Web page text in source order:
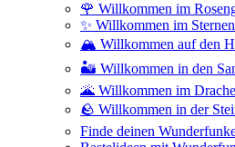
🌹 Willkommen im
✨ Willkommen im
🏔️ Willkommen auf den
🏜️ Willkommen in den
🌋 Willkommen im
🪨 Willkommen in der
Finde deinen